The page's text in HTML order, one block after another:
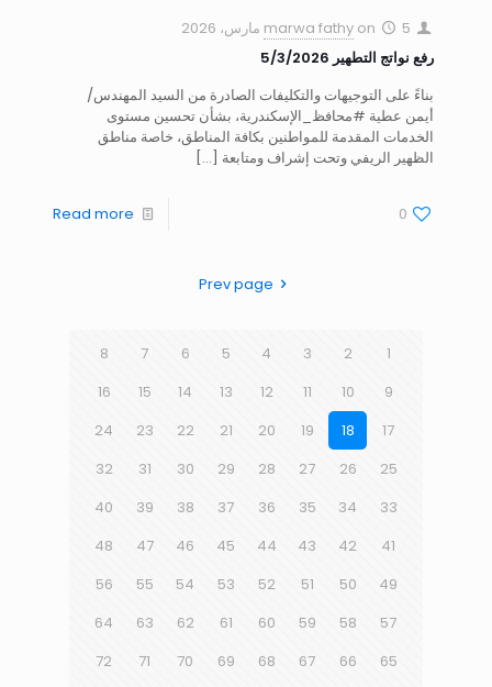
marwa fathy on
5 مارس، 2026
رفع نواتج التطهير 5/3/2026
بناءً على التوجيهات والتكليفات الصادرة من السيد المهندس/
أيمن عطية #محافظ_الإسكندرية، بشأن تحسين مستوى
الخدمات المقدمة للمواطنين بكافة المناطق، خاصة مناطق
الظهير الريفي وتحت إشراف ومتابعة […]
0
Read more
Prev page
1
2
3
4
5
6
7
8
9
10
11
12
13
14
15
16
17
18
19
20
21
22
23
24
25
26
27
28
29
30
31
32
33
34
35
36
37
38
39
40
41
42
43
44
45
46
47
48
49
50
51
52
53
54
55
56
57
58
59
60
61
62
63
64
65
66
67
68
69
70
71
72